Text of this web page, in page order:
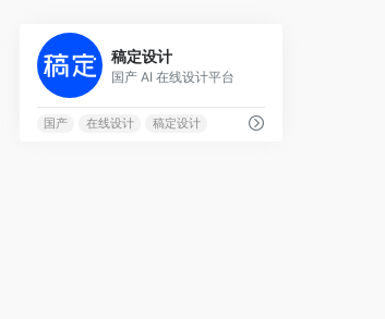
稿定设计
国产 AI 在线设计平台
国产 在线设计 稿定设计